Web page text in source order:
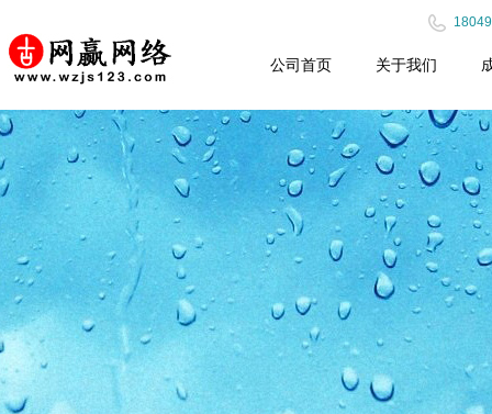
公司首页 关于我们